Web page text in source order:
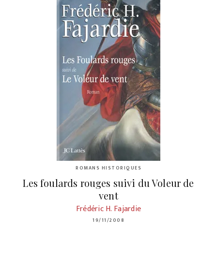
ROMANS HISTORIQUES
Les foulards rouges suivi du Voleur de
vent
Frédéric H. Fajardie
19/11/2008